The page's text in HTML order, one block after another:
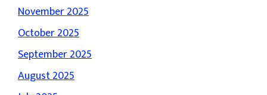
November 2025
October 2025
September 2025
August 2025